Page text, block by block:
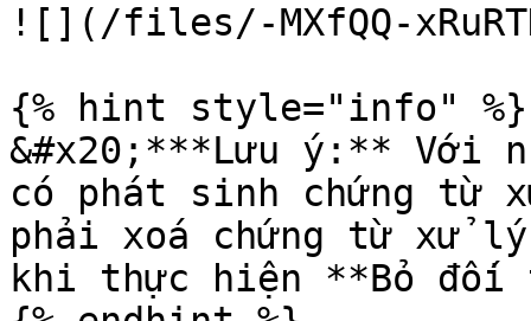
![](/files/-MXfQQ-
{% hint style="info" %}
&#x20;***Lưu ý:** Với
có phát sinh chứng từ
phải xoá chứng từ xử
khi thực hiện **Bỏ